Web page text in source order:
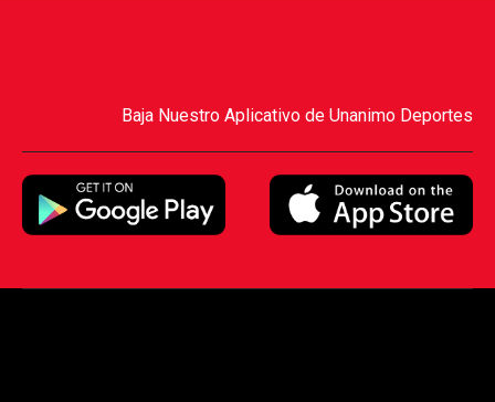
Baja Nuestro Aplicativo de Unanimo Deportes